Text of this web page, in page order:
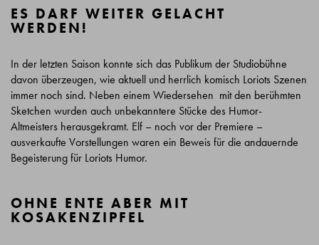
ES DARF WEITER GELACHT
WERDEN!
In der letzten Saison konnte sich das Publikum der Studiobühne
davon überzeugen, wie aktuell und herrlich komisch Loriots Szenen
immer noch sind. Neben einem Wiedersehen mit den berühmten
Sketchen wurden auch unbekanntere Stücke des Humor-
Altmeisters herausgekramt. Elf – noch vor der Premiere –
ausverkaufte Vorstellungen waren ein Beweis für die andauernde
Begeisterung für Loriots Humor.
OHNE ENTE ABER MIT
KOSAKENZIPFEL